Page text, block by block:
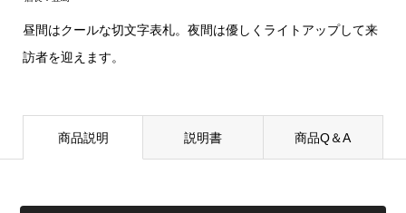
昼間はクールな切文字表札。夜間は優しくライトアップして来
訪者を迎えます。
商品説明 説明書 商品Q＆A